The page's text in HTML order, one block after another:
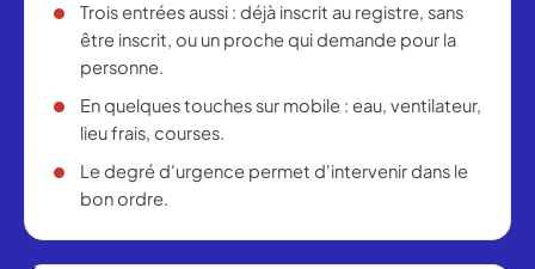
Trois entrées aussi : déjà inscrit au registre, sans
être inscrit, ou un proche qui demande pour la
personne.
En quelques touches sur mobile : eau, ventilateur,
lieu frais, courses.
Le degré d'urgence permet d'intervenir dans le
bon ordre.